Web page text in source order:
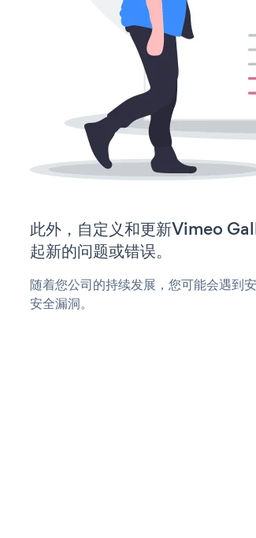
此外，自定义和更新Vimeo
起新的问题或错误。
随着您公司的持续发展，您可能会遇到
安全漏洞。